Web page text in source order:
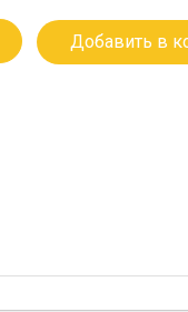
Добавить в